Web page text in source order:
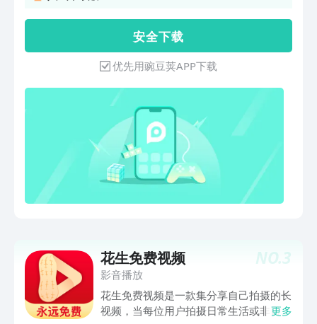
掀“寒战”狂潮，吴彦祖、刘俊谦正邪对
决，权斗天花板再升级！《10间敢死
队》喜剧人绝境笑对人生，绝症患者组队
实现遗愿清单《今晚正好》马思纯、陈昊
2》国漫神番回归，暑期必看！《完美世
界·剧场版》黑暗大劫降下，仙古终章，
悲壮奏响！《谷雨街后巷》穿过现实的迷
宫，欢迎光临“谷雨街后巷”。《南戏》民
国乱世迷局，一尊玉佛头牵出兄弟相杀的
宿命。《盲盒》人性盲盒善恶两面！五段
人生，每次开启都是隐藏款 《吾凰在上
之凤御四方》现代少女误入玄机界，觉醒
生未婚，500万遗产谁来继承？相伴18年
未领证的老伴病危《大唐少年天行传》猫
女夜行琵琶自燃，长安城怪事一件接一
件，四个少年侦探这就开查！【意见反
馈】如遇问题或者有好的建议，欢迎加入
楚》陈都灵周翊然掀翻野心局 《光阴之
外 年番》光阴之外年番 狠辣少年末世屠
神 《师兄啊师兄》师兄啊师兄最终季 战
天道改大劫 《熊出没·年年有熊》熊强组
合超能冒险 《这是我的西游2》时代少年
团与四位哥哥爆笑整活 《雨霖铃》杨洋
新剧！御猫展昭江湖除恶 《黑夜告白》
潘粤明、王鹤棣联手追凶18年 《月鳞绮
纪》群妖剧本杀画皮难画心 《沧元图 第
三季》赛博水墨炸燃视听盛宴 《无限超
越班 第四季》王牌IP强势回归！全新升
界巅峰 《重案解密》硬核港剧！8大真实
奇案改编 《正义女神》佘诗曼化身硬核
法官高能过招 《怦然心动20岁：冬季》
怦然系列重磅回归，开启浪漫冬日之旅
安 全 下 载
优先用豌豆荚APP下载
NO.3
花生免费视频
影音播放
花生免费视频是一款集分享自己拍摄的长
视频，当每位用户拍摄日常生活或非日常
更多